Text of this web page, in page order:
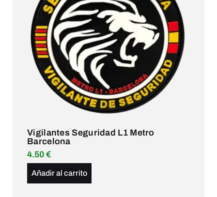
Vigilantes Seguridad L1 Metro
Barcelona
4.50 €
Añadir al carrito